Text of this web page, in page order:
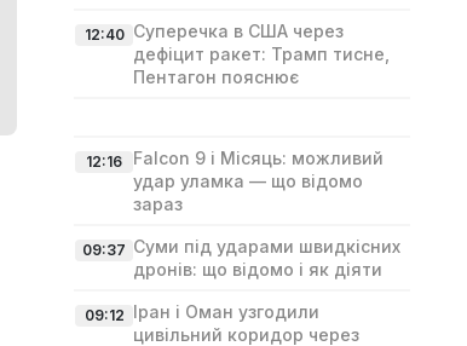
12:40 Суперечка в США через
дефіцит ракет: Трамп тисне,
Пентагон пояснює
12:16
Falcon 9 і Місяць: можливий
удар уламка — що відомо
зараз
09:37 Суми під ударами швидкісних
дронів: що відомо і як діяти
09:12 Іран і Оман узгодили
цивільний коридор через